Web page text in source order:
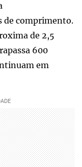
de comprimento.
de 2,5
600
em